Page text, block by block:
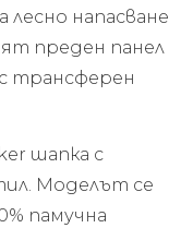
шапка с
Моделът се
памучна
лесно напасване
преден панел
трансферен